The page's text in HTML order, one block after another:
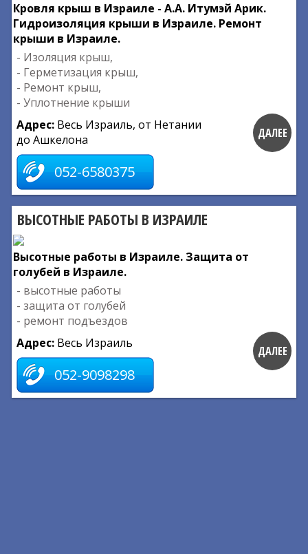
Кровля крыш в Израиле - А.А. Итумэй Арик.
Гидроизоляция крыши в Израиле. Ремонт
крыши в Израиле.
- Изоляция крыш,
- Герметизация крыш,
- Ремонт крыш,
- Уплотнение крыши
Адрес: Весь Израиль, от Нетании
до Ашкелона
052-6580375
ДАЛЕЕ
ВЫСОТНЫЕ РАБОТЫ В ИЗРАИЛЕ
Высотные работы в Израиле. Защита от
голубей в Израиле.
- высотные работы
- защита от голубей
- ремонт подъездов
Адрес: Весь Израиль
052-9098298
ДАЛЕЕ